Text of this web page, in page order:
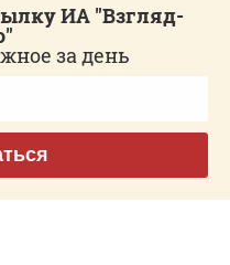
ИА "Взгляд-
за день